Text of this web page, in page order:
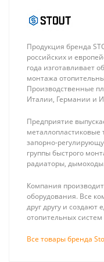
Energoflex
18/6мм Тепло
изоляция для
труб (по 2м),
цвет синий
28 ₽
Продукция бренда
российских и
года изготавливает
монтажа
Производственные
Италии, Германии и
Предприятие
запорно-
группы быстрого
радиаторы, дымоходы.
Компания
оборудования. Все
друг другу и создают
отопительных
Все товары бренда